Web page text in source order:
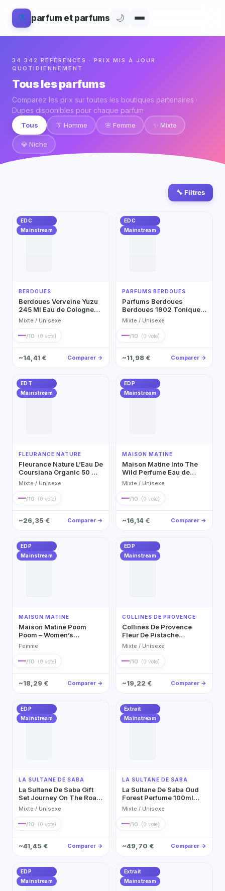
⚗️ parfum et parfums 🌙
34 342 RÉFÉRENCES · PRIX MIS À JOUR
QUOTIDIENNEMENT
Tous les parfums
Comparez les prix sur toutes les boutiques partenaires ·
Dupes disponibles pour chaque parfum
Tous 👔 Homme 🌸 Femme ✨ Mixte
💎 Niche
🔧 Filtres
EDC
Mainstream
BERDOUES
Berdoues Verveine Yuzu
245 Ml Eau de Cologne
245ml
Mixte / Unisexe
—/10 (0 vote)
~14,41 € Comparer →
EDC
Mainstream
PARFUMS BERDOUES
Parfums Berdoues
Berdoues 1902 Tonique
245 Ml Eau de Cologne
245ml
Mixte / Unisexe
—/10 (0 vote)
~11,98 € Comparer →
EDT
Mainstream
FLEURANCE NATURE
Fleurance Nature L’Eau De
Coursiana Organic 50 Ml
Organic Scented Shower
Gel 200 Ml Eau de
Toilette 50ml
Mixte / Unisexe
—/10 (0 vote)
~26,35 € Comparer →
EDP
Mainstream
MAISON MATINE
Maison Matine Into The
Wild Perfume Eau de
Parfum
Mixte / Unisexe
—/10 (0 vote)
~16,14 € Comparer →
EDP
Mainstream
MAISON MATINE
Maison Matine Poom
Poom – Women’s
Fragrance Eau de Parfum
Femme
—/10 (0 vote)
~18,29 € Comparer →
EDP
Mainstream
COLLINES DE PROVENCE
Collines De Provence
Fleur De Pistache
Scented Bouquet 100 Ml
Eau de Parfum 100ml
Mixte / Unisexe
—/10 (0 vote)
~19,22 € Comparer →
EDP
Mainstream
LA SULTANE DE SABA
La Sultane De Saba Gift
Set Journey On The Road
To Taj Palace Eau de
Parfum
Mixte / Unisexe
—/10 (0 vote)
~41,45 € Comparer →
Extrait
Mainstream
LA SULTANE DE SABA
La Sultane De Saba Oud
Forest Perfume 100ml
Parfum Extrait 100ml
Mixte / Unisexe
—/10 (0 vote)
~49,70 € Comparer →
EDP
Mainstream
Extrait
Mainstream